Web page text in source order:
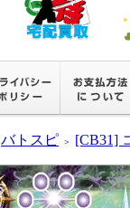
バトスピ ＞ [CB31]